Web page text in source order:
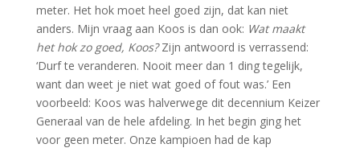
meter. Het hok moet heel goed zijn, dat kan niet
anders. Mijn vraag aan Koos is dan ook: Wat maakt
het hok zo goed, Koos?Zijn antwoord is verrassend:
‘Durf te veranderen. Nooit meer dan 1 ding tegelijk,
want dan weet je niet wat goed of fout was.’ Een
voorbeeld: Koos was halverwege dit decennium Keizer
Generaal van de hele afdeling. In het begin ging het
voor geen meter. Onze kampioen had de kap